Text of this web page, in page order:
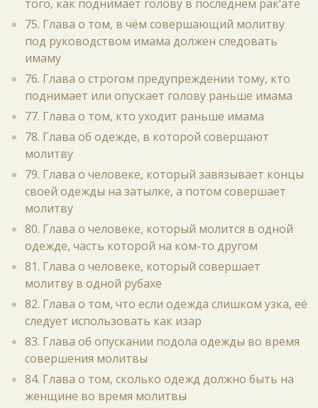
того, как поднимает голову в последнем рак‘ате
75. Глава о том, в чём совершающий молитву
под руководством имама должен следовать
имаму
76. Глава о строгом предупреждении тому, кто
поднимает или опускает голову раньше имама
77. Глава о том, кто уходит раньше имама
78. Глава об одежде, в которой совершают
молитву
79. Глава о человеке, который завязывает концы
своей одежды на затылке, а потом совершает
молитву
80. Глава о человеке, который молится в одной
одежде, часть которой на ком-то другом
81. Глава о человеке, который совершает
молитву в одной рубахе
82. Глава о том, что если одежда слишком узка, её
следует использовать как изар
83. Глава об опускании подола одежды во время
совершения молитвы
84. Глава о том, сколько одежд должно быть на
женщине во время молитвы